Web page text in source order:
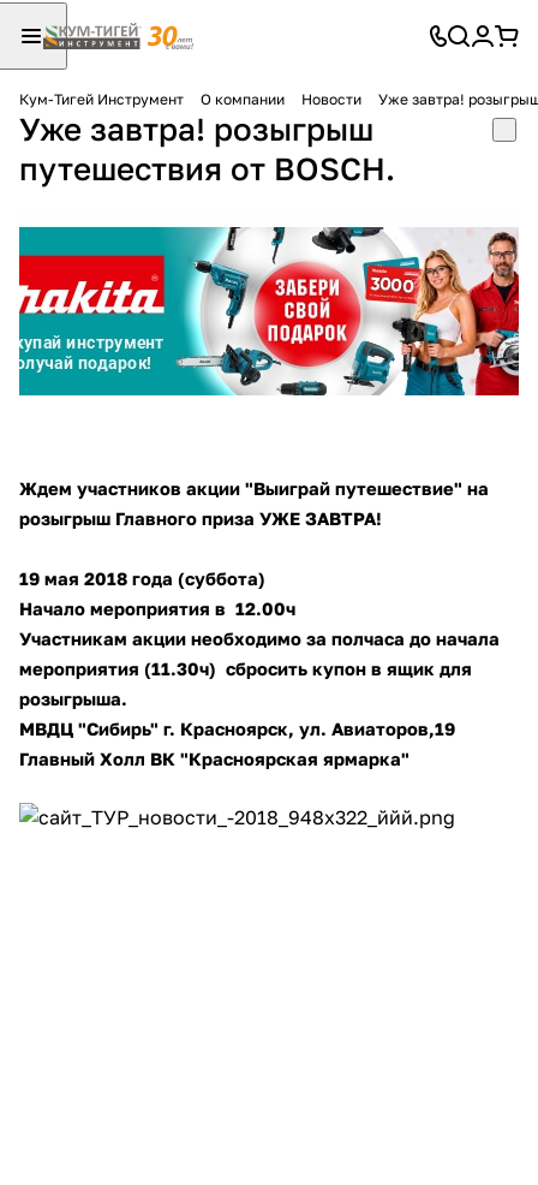
Кум-Тигей Инструмент О компании Новости Уже завтра!
Уже завтра! розыгрыш
путешествия от BOSCH.
Ждем участников акции "Выиграй путешествие" на
розыгрыш Главного приза УЖЕ ЗАВТРА!
19 мая 2018 года (суббота)
Начало мероприятия в 12.00ч
Участникам акции необходимо за полчаса до начала
мероприятия (11.30ч) сбросить купон в ящик для
розыгрыша.
МВДЦ "Сибирь" г. Красноярск, ул. Авиаторов,19
Главный Холл ВК "Красноярская ярмарка"
Для клиентов всех банков
Разбейте
оплатуна части
без переплат
График платежей
Добавляйте товары
в корзину
Оплачивайте сегодня только
% картой любого банка
выбранный способом